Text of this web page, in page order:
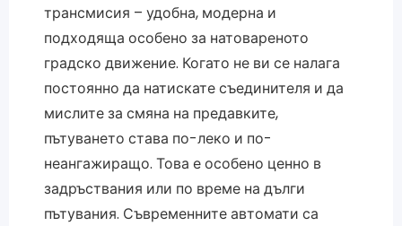
трансмисия – удобна, модерна и
подходяща особено за натовареното
градско движение. Когато не ви се налага
постоянно да натискате съединителя и да
мислите за смяна на предавките,
пътуването става по-леко и по-
неангажиращо. Това е особено ценно в
задръствания или по време на дълги
пътувания. Съвременните автомати са